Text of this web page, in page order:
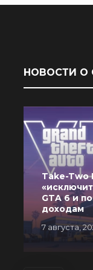
НОВОСТИ О
Take-Two
GTA 6 и
доходам
7 августа,